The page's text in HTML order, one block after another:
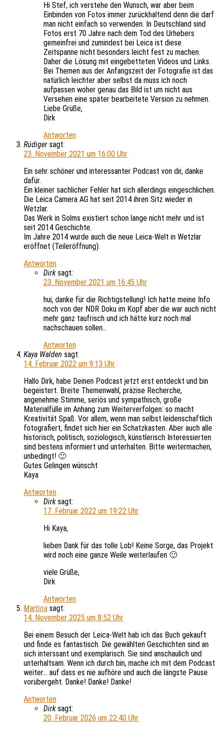
Hi Stef, ich verstehe den Wunsch, war aber beim
Einbinden von Fotos immer zurückhaltend denn die darf
man nicht einfach so verwenden. In Deutschland sind
Fotos erst 70 Jahre nach dem Tod des Urhebers
gemeinfrei und zumindest bei Leica ist diese
Zeitspanne nicht besonders leicht fest zu machen.
Daher die Lösung mit eingebetteten Videos und Links.
Bei Themen aus der Anfangszeit der Fotografie ist das
natürlich leichter aber selbst da muss ich noch
aufpassen woher genau das Bild ist um nicht aus
Versehen eine später bearbeitete Version zu nehmen.
Liebe Grüße,
Dirk
Antworten
Rüdiger sagt:
23. November 2021 um 16:00 Uhr
Ein sehr schöner und interessanter Podcast von dir, danke
dafür.
Ein kleiner sachlicher Fehler hat sich allerdings eingeschlichen.
Die Leica Camera AG hat seit 2014 ihren Sitz wieder in
Wetzlar.
Das Werk in Solms existiert schon lange nicht mehr und ist
seit 2014 Geschichte.
Im Jahre 2014 wurde auch die neue Leica-Welt in Wetzlar
eröffnet (Teileröffnung).
Antworten
Dirk sagt:
23. November 2021 um 16:45 Uhr
hui, danke für die Richtigstellung! Ich hatte meine Info
noch von der NDR Doku im Kopf aber die war auch nicht
mehr ganz taufrisch und ich hätte kurz noch mal
nachschauen sollen…
Antworten
Kaya Walden sagt:
14. Februar 2022 um 9:13 Uhr
Hallo Dirk, habe Deinen Podcast jetzt erst entdeckt und bin
begeistert. Breite Themenwahl, präzise Recherche,
angenehme Stimme, seriös und sympathisch, große
Materialfülle im Anhang zum Weiterverfolgen: so macht
Kreativität Spaß. Vor allem, wenn man selbst leidenschaftlich
fotografiert, findet sich hier ein Schatzkasten. Aber auch alle
historisch, politisch, soziologisch, künstlerisch Interessierten
sind bestens informiert und unterhalten. Bitte weitermachen,
unbedingt! 🙂
Gutes Gelingen wünscht
Kaya
Antworten
Dirk sagt:
17. Februar 2022 um 19:22 Uhr
Hi Kaya,
lieben Dank für das tolle Lob! Keine Sorge, das Projekt
wird noch eine ganze Weile weiterlaufen 🙂
viele Grüße,
Dirk
Antworten
Martina sagt:
14. November 2025 um 8:52 Uhr
Bei einem Besuch der Leica-Welt hab ich das Buch gekauft
und finde es fantastisch. Die gewählten Geschichten sind an
sich interssant und exemplarisch. Sie sind anschaulich und
unterhaltsam. Wenn ich durch bin, mache ich mit dem Podcast
weiter… auf dass es nie aufhöre und auch die längste Pause
vorübergeht. Danke! Danke! Danke!
Antworten
Dirk sagt:
20. Februar 2026 um 22:40 Uhr